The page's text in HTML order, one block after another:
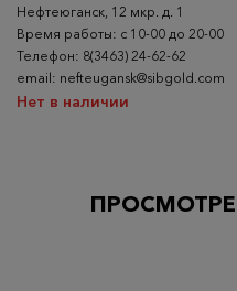
Нефтеюганск, 12 мкр. д. 1
Время работы: с 10-00 до 20-00
Телефон: 8(3463) 24-62-62
email: nefteugansk@sibgold.com
Нет в наличии